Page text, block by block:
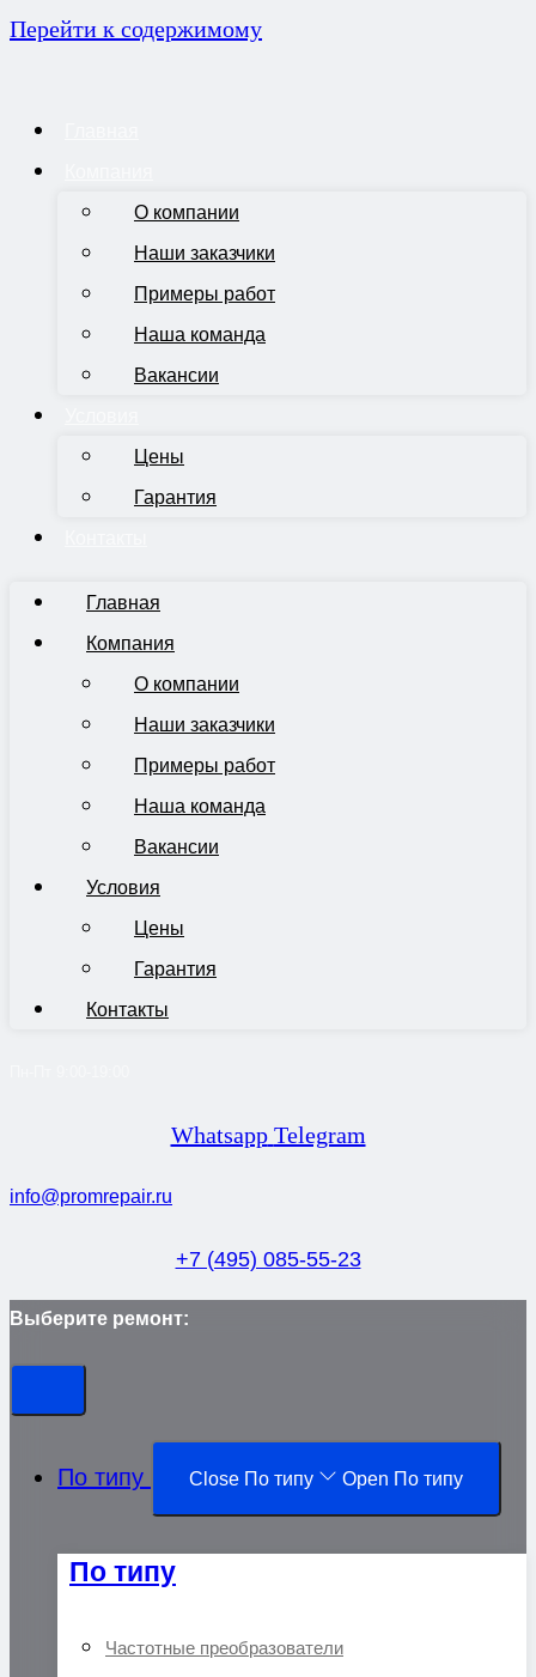
Перейти к содержимому
О компании
Наши заказчики
Примеры работ
Наша команда
Вакансии
Цены
Гарантия
Главная
Компания
О компании
Наши заказчики
Примеры работ
Наша команда
Вакансии
Условия
Цены
Гарантия
Контакты
Whatsapp Telegram
info@promrepair.ru
+7 (495) 085-55-23
Выберите ремонт:
По типу Close По типу Open По типу
По типу
Частотные преобразователи